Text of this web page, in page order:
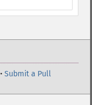
• Submit a Pull